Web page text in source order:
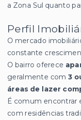
a Zona Sul quanto
Perfil
O mercado
constante
O bairro oferece
geralmente com3
áreas de lazer
É comum encontrar
com residências